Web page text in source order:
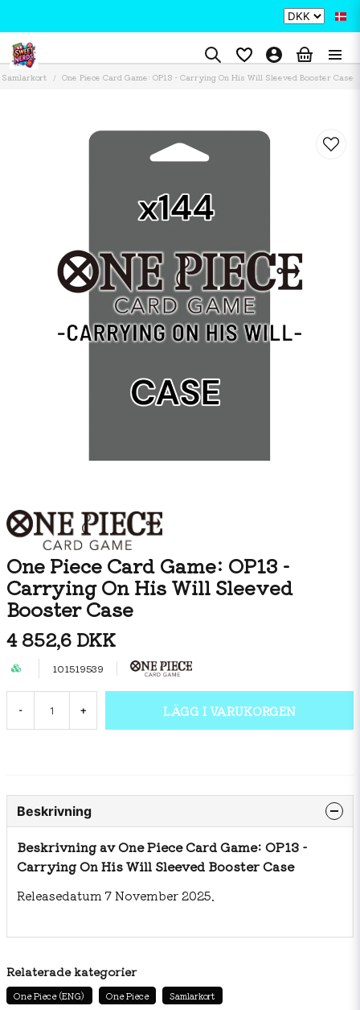
Samlarkort One Piece Card Game: OP13 - Carrying On His Will Sleeved Booster Case
One Piece Card Game: OP13 -
Carrying On His Will Sleeved
Booster Case
4 852,6 DKK
101519539
- + LÄGG I VARUKORGEN
Beskrivning
Beskrivning av One Piece Card Game: OP13 -
Carrying On His Will Sleeved Booster Case
Releasedatum 7 November 2025.
Relaterade kategorier
One Piece (ENG) One Piece Samlarkort